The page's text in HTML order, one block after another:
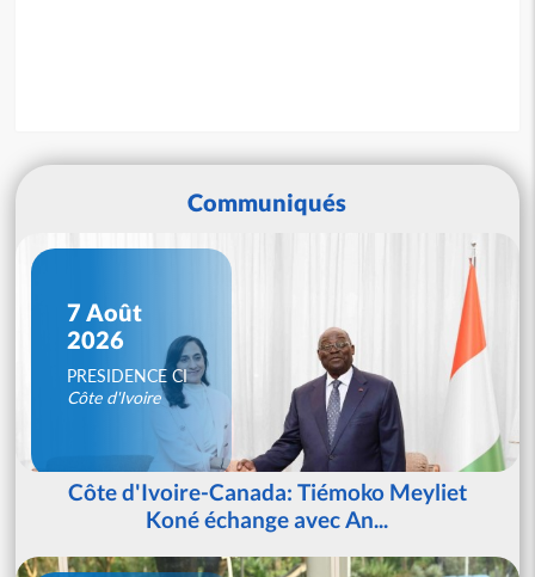
Communiqués
7 Août
2026
PRESIDENCE CI
Côte d'Ivoire
Côte d'Ivoire-Canada: Tiémoko Meyliet
Koné échange avec An...